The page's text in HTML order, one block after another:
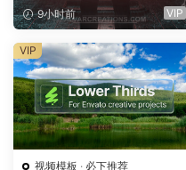
AE预设+音效+教程 AlvarCre
ations – MEGA Editing Pack
（16166）
9小时前 VIP
视频模板 · 必下推荐
VIP